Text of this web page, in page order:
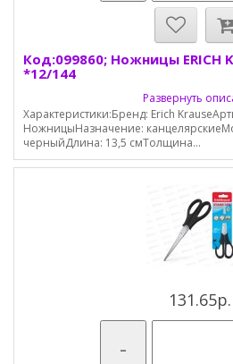
Код:099860; Ножницы ERICH
*12/144
Развернуть
Характеристики:Бренд: Erich
НожницыНазначение:
черныйДлина: 13,5 смТолщина...
131.65р.
-